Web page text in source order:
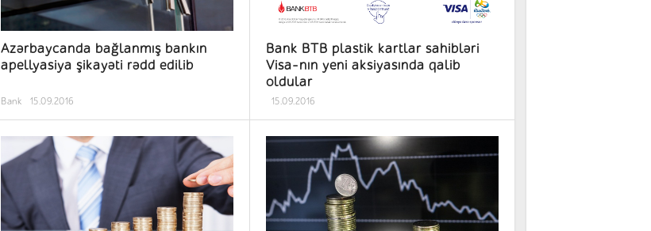
Azərbaycanda bağlanmış bankın
apellyasiya şikayəti rədd edilib
Bank 15.09.2016
Bank BTB plastik kartlar sahibləri
Visa-nın yeni aksiyasında qalib
oldular
15.09.2016